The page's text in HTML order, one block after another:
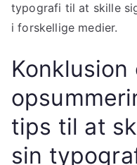
typografi til at skille
i forskellige medier.
Konklusion
tips til at
sin